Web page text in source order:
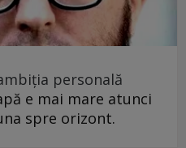
personală
e mai mare atunci
spre orizont.